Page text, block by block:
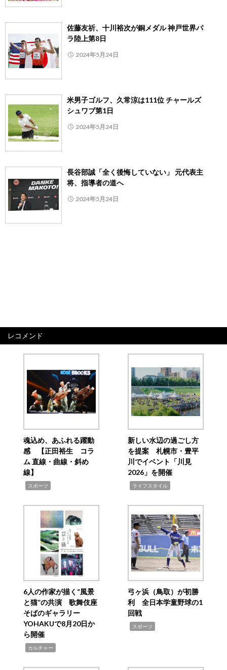
佐藤友祈、十川裕次が銅メダル 神戸世界パ
ラ陸上第8日
2024年5月24日
米男子ゴルフ、久常涼は111位 チャールズ
シュワブ第1日
2024年5月24日
長谷部誠「全く後悔していない」 元代表主
将、指導者の道へ
2024年5月24日
レコメンド
魂込め、あふれる躍動
感 【正田裕生 コラ
ム 直線・曲線・斜め
線】
スポーツ
新しい水辺の過ごし方
を提案 札幌市・豊平
川でイベント「川見
2026」を開催
ライフスタイル
6人の作家が描く“風景
と猫”の共演 歌舞伎座
そばのギャラリー
YOHAKUで8月20日か
ら開催
カルチャー
弓ヶ浜（鳥取）が初勝
利 全日本学童野球の1
回戦
スポーツ